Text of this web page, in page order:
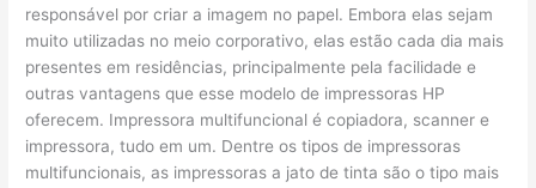
responsável por criar a imagem no papel. Embora elas sejam
muito utilizadas no meio corporativo, elas estão cada dia mais
presentes em residências, principalmente pela facilidade e
outras vantagens que esse modelo de impressoras HP
oferecem. Impressora multifuncional é copiadora, scanner e
impressora, tudo em um. Dentre os tipos de impressoras
multifuncionais, as impressoras a jato de tinta são o tipo mais